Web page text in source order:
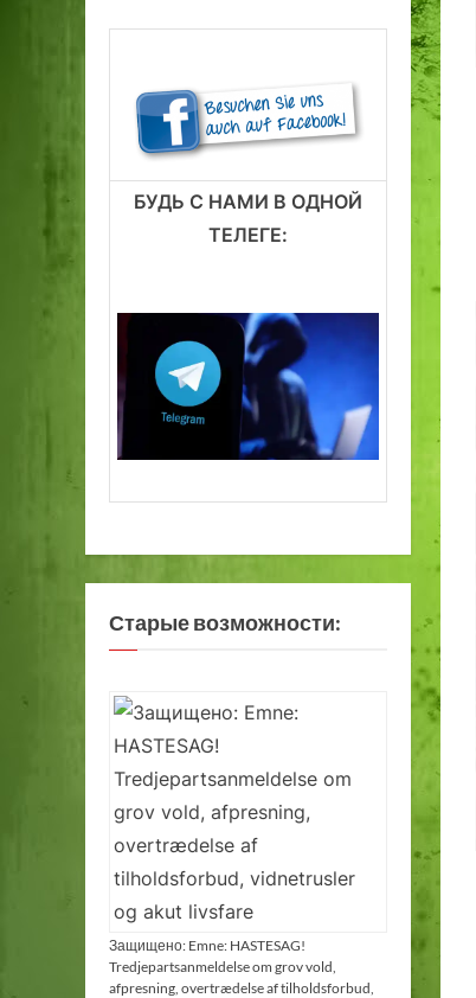
БУДЬ С НАМИ В ОДНОЙ
ТЕЛЕГЕ:
Старые возможности:
Защищено: Emne: HASTESAG!
Tredjepartsanmeldelse om grov vold,
afpresning, overtrædelse af tilholdsforbud,